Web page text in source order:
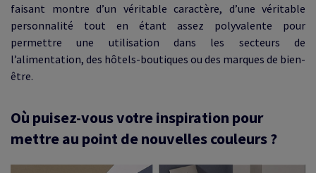
faisant montre d’un véritable caractère, d’une véritable
personnalité tout en étant assez polyvalente pour
permettre une utilisation dans les secteurs de
l’alimentation, des hôtels-boutiques ou des marques de bien-
être.
Où puisez-vous votre inspiration pour
mettre au point de nouvelles couleurs ?